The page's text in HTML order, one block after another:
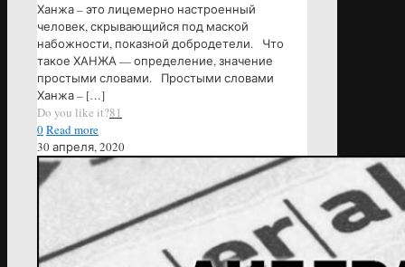
Ханжа – это лицемерно настроенный
человек, скрывающийся под маской
набожности, показной добродетели. Что
такое ХАНЖА — определение, значение
простыми словами. Простыми словами
Ханжа – […]
Do you like it?81
0Read more
30 апреля, 2020